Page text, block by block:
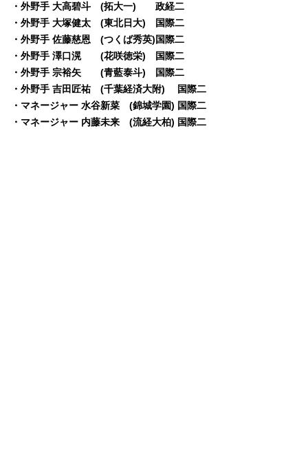
・外野手 大高碧斗 (拓大一) 政経二
・外野手 大塚健太 (東北日大) 国際二
・外野手 佐藤慈恩 (つくば秀英)国際二
・外野手 澤口滉 (花咲徳栄) 国際二
・外野手 宗裕矢 (青藍泰斗) 国際二
・外野手 吉田匠祐 (千葉経済大附) 国際二
・マネージャー 水谷新菜 (錦城学園) 国際二
・マネージャー 内藤未来 (流経大柏) 国際二